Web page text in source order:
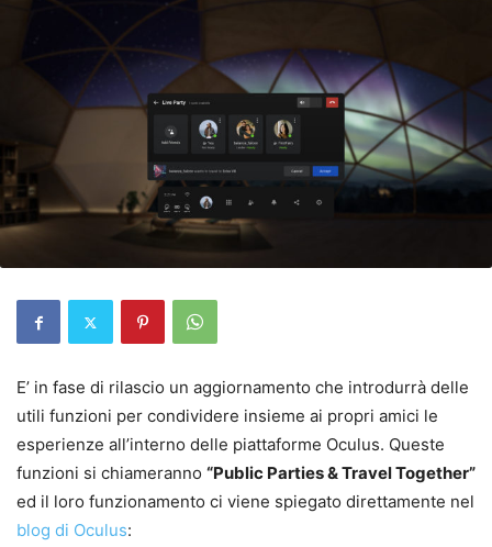
E’ in fase di rilascio un aggiornamento che introdurrà delle
utili funzioni per condividere insieme ai propri amici le
esperienze all’interno delle piattaforme Oculus. Queste
funzioni si chiameranno “Public Parties & Travel Together”
ed il loro funzionamento ci viene spiegato direttamente nel
blog di Oculus: